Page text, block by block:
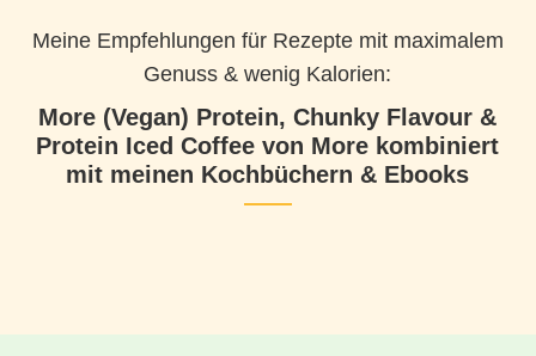
Meine Empfehlungen für Rezepte mit maximalem
Genuss & wenig Kalorien:
More (Vegan) Protein, Chunky Flavour &
Protein Iced Coffee von More kombiniert
mit meinen Kochbüchern & Ebooks